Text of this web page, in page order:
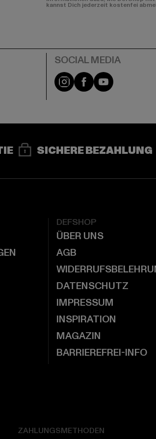
kannst Dich jederzeit kostenfei
Instagram
FacebookYouTube
SICHERE BEZAHLUNG
DEFSHOP
ÜBER UNS
AGB
DATENSCHUTZ
IMPRESSUM
INSPIRATION
MAGAZIN
BARRIEREFREI-INFO
ZAHLUNGSMETHODEN